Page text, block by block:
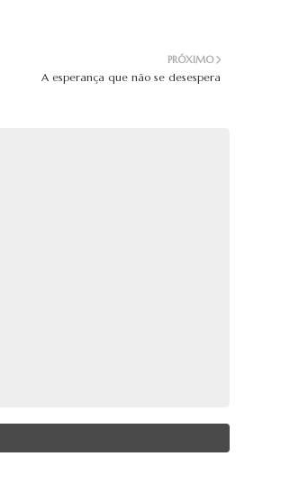
PRÓXIMO
A esperança que não se desespera